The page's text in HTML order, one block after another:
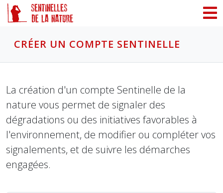
CRÉER UN COMPTE SENTINELLE
La création d'un compte Sentinelle de la
nature vous permet de signaler des
dégradations ou des initiatives favorables à
l'environnement, de modifier ou compléter vos
signalements, et de suivre les démarches
engagées.
Panneau de gestion des cookies